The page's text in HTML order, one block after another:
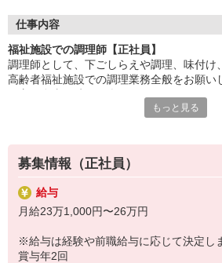
調理に集中できる環境で、仕込み・調理
チームで協力しながら、安心・安全な食
「美味しかった」「ありがとう」の言葉
食を通じて人の心に寄り添える、やりが
給食運営を行う業界大手。
社員の成長を支える研修制度も整ってお
成が可能です。
仕事内容
福祉施設での調理師【正社員】
調理師として、下ごしらえや調理、味付け
高齢者福祉施設での調理業務全般をお願い
らこそ、利用者さまの笑顔を見られたとき
もっと見る
募集情報（正社員）
給与
月給23万1,000円〜26万円
※給与は経験や前職給与に応じて決定し
賞与年2回